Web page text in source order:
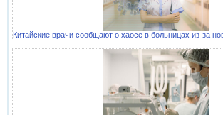
Китайские врачи сообщают о хаосе в больницах из-за